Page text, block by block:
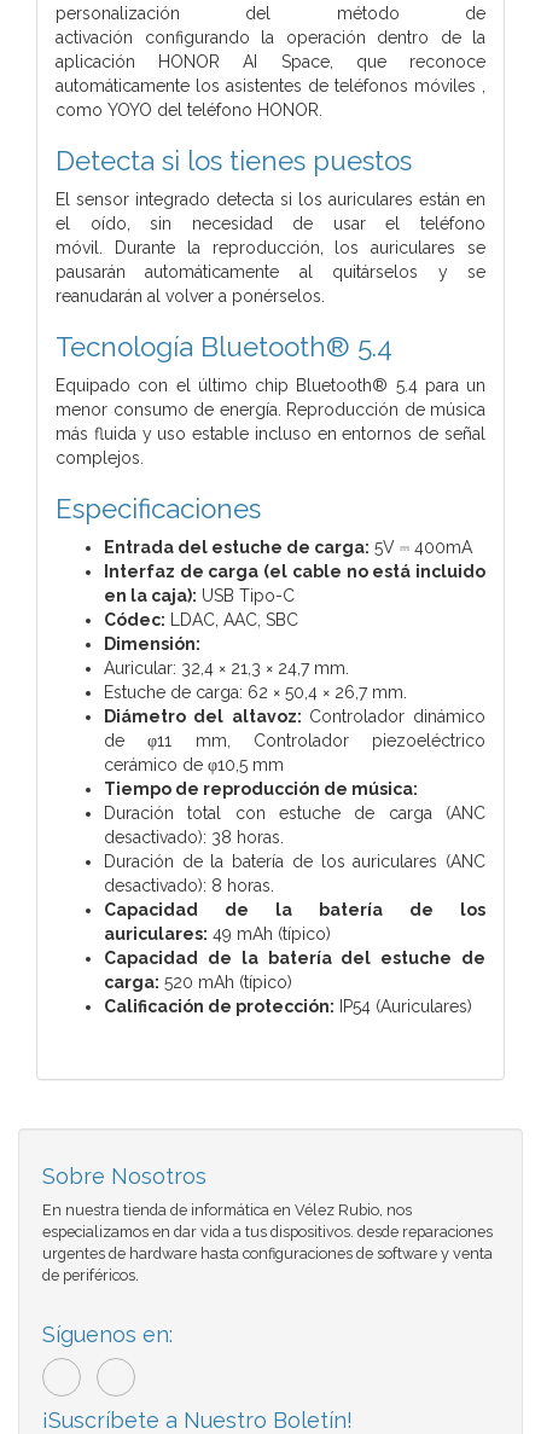
personalización del método de
activación configurando la operación dentro de la
aplicación HONOR AI Space, que reconoce
automáticamente los asistentes de teléfonos móviles ,
como YOYO del teléfono HONOR.
Detecta si los tienes puestos
El sensor integrado detecta si los auriculares están en
el oído,sin necesidad de usar el teléfono
móvil.
Durante la reproducción,
los auriculares se
pausarán automáticamente al quitárselos y se
reanudarán al volver a ponérselos.
Tecnología Bluetooth® 5.4
Equipado con el último chip Bluetooth® 5.4 para un
menor consumo de energía.
Reproducción de música
más fluida y uso estable incluso enentornos de señal
complejos.
Especificaciones
Entrada del estuche de carga: 5V ⎓ 400mA
Interfaz de carga (el cable no está incluido
en la caja): USB Tipo-C
Códec:
LDAC, AAC, SBC
Dimensión:
Auricular: 32,4 × 21,3 × 24,7 mm.
Estuche de carga: 62 × 50,4 × 26,7 mm.
Diámetro del altavoz: Controlador dinámico
de φ11 mm, Controlador piezoeléctrico
cerámico de φ10,5 mm
Tiempo de reproducción de música:
Duración total con estuche de carga (ANC
desactivado): 38 horas.
Duración de la batería de los auriculares (ANC
desactivado): 8 horas.
Capacidad de la batería de los
auriculares: 49 mAh (típico)
Capacidad de la batería del estuche de
carga: 520 mAh (típico)
Calificación de protección:
IP54 (Auriculares)
Sobre Nosotros
En nuestra tienda de informática en Vélez Rubio, nos
especializamos en dar vida a tus dispositivos. desde reparaciones
urgentes de hardware hasta configuraciones de software y venta
de periféricos.
Síguenos en:
¡Suscríbete a Nuestro Boletín!